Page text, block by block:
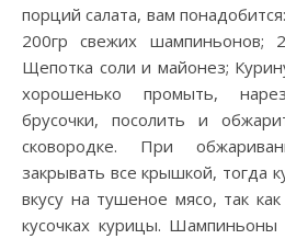
порций салата, вам
200гр свежих шампиньонов;
Щепотка соли и майонез;
хорошенько промыть,
брусочки, посолить и
сковородке. При
закрывать все крышкой, тогда
вкусу на тушеное мясо, так
кусочках курицы.